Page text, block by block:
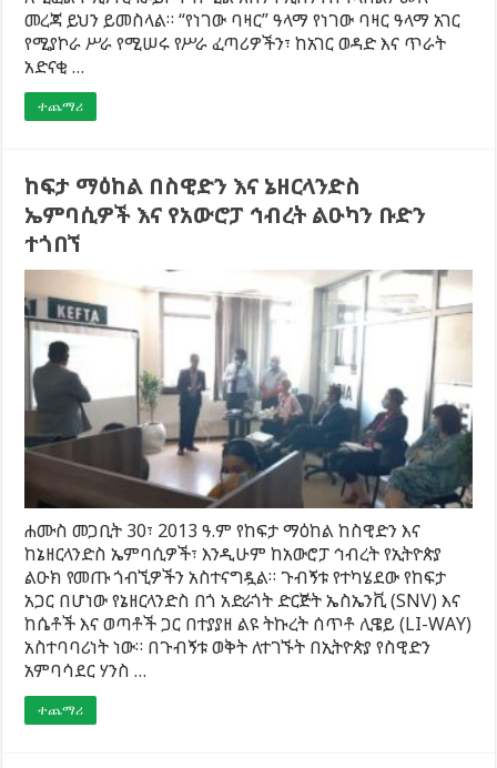
መረጃ ይህን ይመስላል። “የነገው ባዛር” ዓላማ የነገው ባዛር ዓላማ አገር
የሚያኮራ ሥራ የሚሠሩ የሥራ ፈጣሪዎችን፣ ከአገር ወዳድ እና ጥራት
አድናቂ …
ተጨማሪ
ከፍታ ማዕከል በስዊድን እና ኔዘርላንድስ
ኤምባሲዎች እና የአውሮፓ ኅብረት ልዑካን ቡድን
ተጎበኘ
ሐሙስ መጋቢት 30፣ 2013 ዓ.ም የከፍታ ማዕከል ከስዊድን እና
ከኔዘርላንድስ ኤምባሲዎች፣ እንዲሁም ከአውሮፓ ኅብረት የኢትዮጵያ
ልዑክ የመጡ ጎብኚዎችን አስተናግዷል። ጉብኝቱ የተካሄደው የከፍታ
አጋር በሆነው የኔዘርላንድስ በጎ አድራጎት ድርጅት ኤስኤንቪ (SNV) እና
ከሴቶች እና ወጣቶች ጋር በተያያዘ ልዩ ትኩረት ሰጥቶ ሊዌይ (LI-WAY)
አስተባባሪነት ነው። በጉብኝቱ ወቅት ለተገኙት በኢትዮጵያ የስዊድን
አምባሳደር ሃንስ …
ተጨማሪ